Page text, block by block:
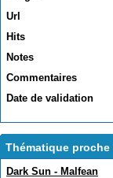
Url
Hits
Notes
Commentaires
Date de validation
Thématique
Dark Sun - Malfean